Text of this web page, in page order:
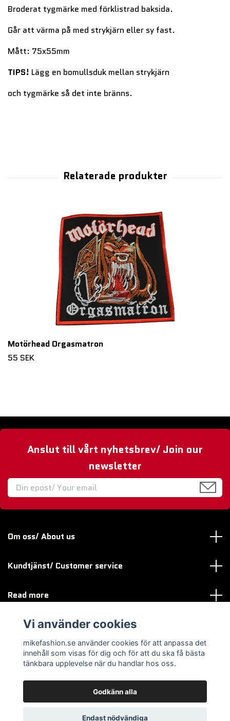
Broderat tygmärke med förklistrad baksida.
Går att värma på med strykjärn eller sy fast.
Mått: 75x55mm
TIPS! Lägg en bomullsduk mellan strykjärn
och tygmärke så det inte bränns.
Motörhead Orgasmatron
55 SEK
Anslut till vårt nyhetsbrev/ Join our
newsletter
Om oss/ About us
Kundtjänst/ Customer service
Read more
Sociala medier
© 2026 mikefashion.se
Vi använder cookies
mikefashion.se använder cookies för att anpassa det
innehåll som visas för dig och för att du ska få bästa
tänkbara upplevelse när du handlar hos oss.
Godkänn alla
Endast nödvändiga